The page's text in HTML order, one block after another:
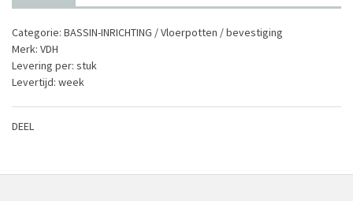
Categorie: BASSIN-INRICHTING / Vloerpotten / bevestiging
Merk: VDH
Levering per: stuk
Levertijd: week
DEEL